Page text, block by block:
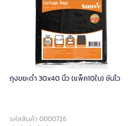
ถุงขยะดำ 30x40 นิ้ว (แพ็ค10ใบ) ซันโว
รหัสสินค้า 0000726